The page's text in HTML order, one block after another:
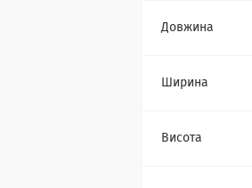
Довжина
Ширина
Висота